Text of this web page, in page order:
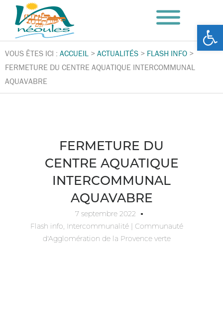
VOUS ÊTES ICI : ACCUEIL > ACTUALITÉS > FLASH INFO >
FERMETURE DU CENTRE AQUATIQUE INTERCOMMUNAL
AQUAVABRE
FERMETURE DU
CENTRE AQUATIQUE
INTERCOMMUNAL
AQUAVABRE
7 septembre 2022
Flash info, Intercommunalité | Communauté
d'Agglomération de la Provence verte